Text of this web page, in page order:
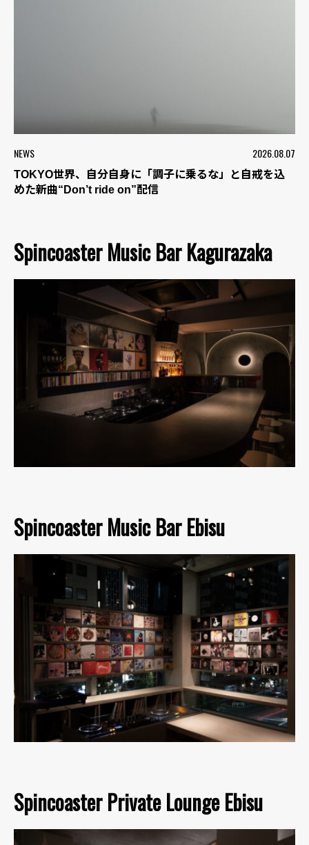
NEWS 2026.08.07
TOKYO世界、自分自身に「調子に乗るな」と自戒を込
めた新曲“Don’t ride on”配信
Spincoaster Music Bar Kagurazaka
Spincoaster Music Bar Ebisu
Spincoaster Private Lounge Ebisu